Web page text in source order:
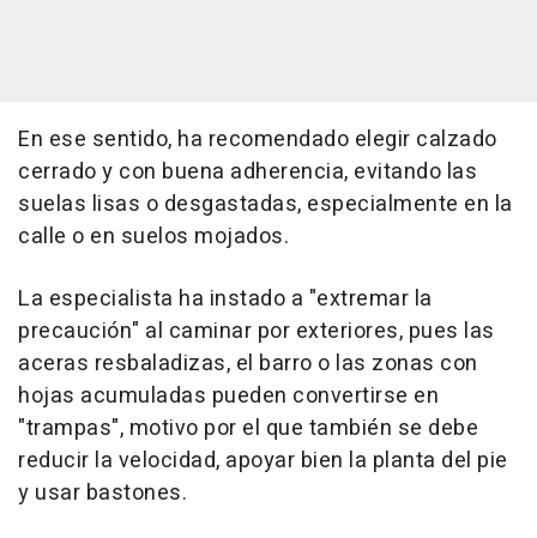
En ese sentido, ha recomendado elegir calzado
cerrado y con buena adherencia, evitando las
suelas lisas o desgastadas, especialmente en la
calle o en suelos mojados.
La especialista ha instado a "extremar la
precaución" al caminar por exteriores, pues las
aceras resbaladizas, el barro o las zonas con
hojas acumuladas pueden convertirse en
"trampas", motivo por el que también se debe
reducir la velocidad, apoyar bien la planta del pie
y usar bastones.